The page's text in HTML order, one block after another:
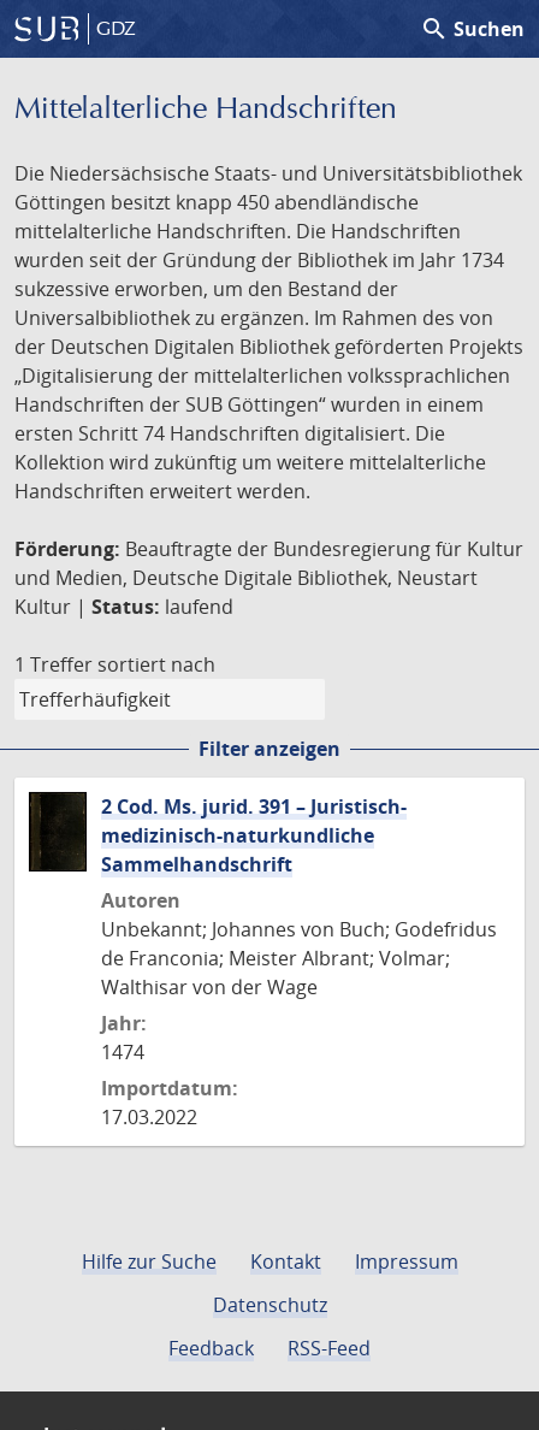
GDZ search Suchen
Mittelalterliche Handschriften
Die Niedersächsische Staats- und Universitätsbibliothek
Göttingen besitzt knapp 450 abendländische
mittelalterliche Handschriften. Die Handschriften
wurden seit der Gründung der Bibliothek im Jahr 1734
sukzessive erworben, um den Bestand der
Universalbibliothek zu ergänzen. Im Rahmen des von
der Deutschen Digitalen Bibliothek geförderten Projekts
„Digitalisierung der mittelalterlichen volkssprachlichen
Handschriften der SUB Göttingen“ wurden in einem
ersten Schritt 74 Handschriften digitalisiert. Die
Kollektion wird zukünftig um weitere mittelalterliche
Handschriften erweitert werden.
Förderung: Beauftragte der Bundesregierung für Kultur
und Medien, Deutsche Digitale Bibliothek, Neustart
Kultur | Status: laufend
1 Treffer sortiert nach
Filter anzeigen
2 Cod. Ms. jurid. 391 – Juristisch-
medizinisch-naturkundliche
Sammelhandschrift
Autoren
Unbekannt; Johannes von Buch; Godefridus
de Franconia; Meister Albrant; Volmar;
Walthisar von der Wage
Jahr:
1474
Importdatum:
17.03.2022
Hilfe zur Suche Kontakt
Impressum
Datenschutz
Feedback
RSS-Feed